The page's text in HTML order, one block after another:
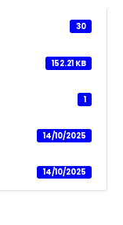
30
152.21 KB
1
14/10/2025
14/10/2025